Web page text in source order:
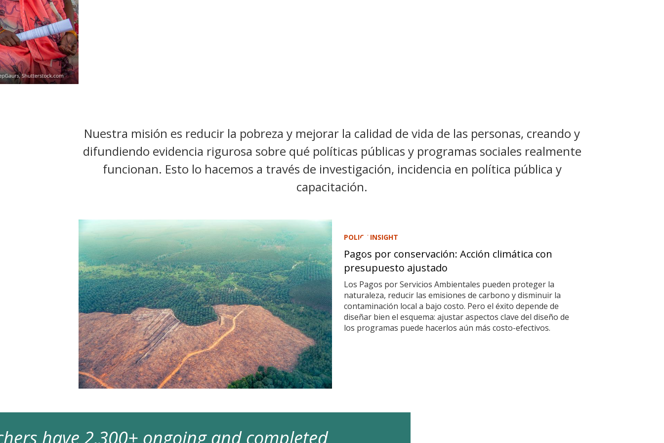
t
Nuestra misión es reducir la pobreza y mejorar la calidad de vida de las personas, creando y
difundiendo evidencia rigurosa sobre qué políticas públicas y programas sociales realmente
funcionan. Esto lo hacemos a través de investigación, incidencia en política pública y
capacitación.
POLICY INSIGHT
Pagos por conservación: Acción climática con
presupuesto ajustado
Los Pagos por Servicios Ambientales pueden proteger la
naturaleza, reducir las emisiones de carbono y disminuir la
contaminación local a bajo costo. Pero el éxito depende de
diseñar bien el esquema: ajustar aspectos clave del diseño de
los programas puede hacerlos aún más costo-efectivos.
have 2,300+ ongoing and completed